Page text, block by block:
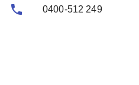
FAQ
phone 0400-512 249